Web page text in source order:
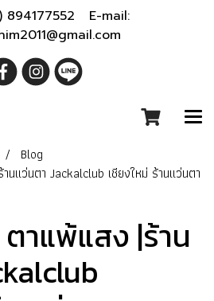
894177552 E-mail:
Blog
นแว่นตา Jackalclub เชียงใหม่ ร้านแว่นตา
าแพ้แสง |ร้าน